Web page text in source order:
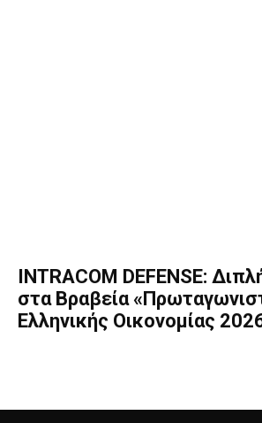
INTRACOM DEFENSE:
στα Βραβεία
Ελληνικής Οικονομίας